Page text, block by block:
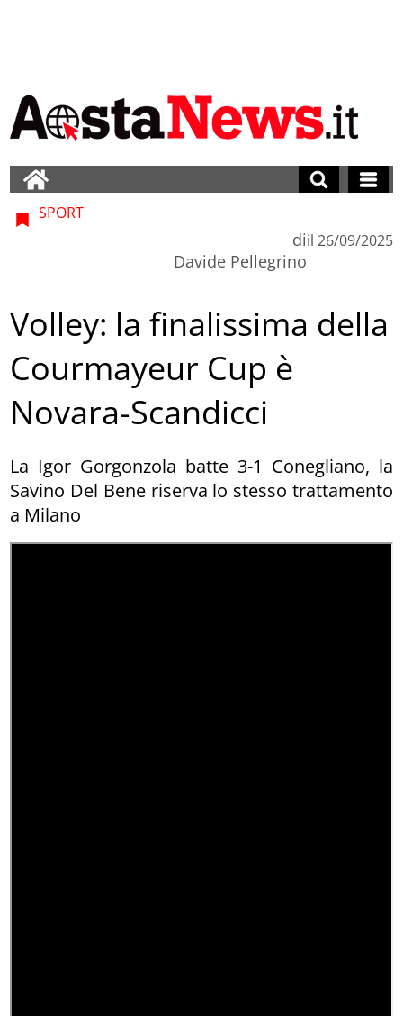
SPORT
di
Davide Pellegrino
il 26/09/2025
Volley: la finalissima della
Courmayeur Cup è
Novara-Scandicci
La Igor Gorgonzola batte 3-1 Conegliano, la
Savino Del Bene riserva lo stesso trattamento
a Milano